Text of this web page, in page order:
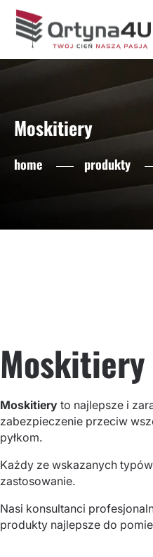
Moskitiery
home produkty
Moskitiery
Moskitiery to najlepsze i
zabezpieczenie przeciw
pyłkom.
Każdy ze wskazanych
zastosowanie.
Nasi konsultanci
produkty najlepsze do